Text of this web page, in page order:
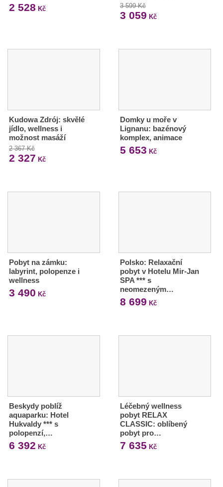
2 528 Kč 3 599 Kč
3 059 Kč
Kudowa Zdrój: skvělé
jídlo, wellness i
možnost masáží
2 367 Kč
2 327 Kč
Domky u moře v
Lignanu: bazénový
komplex, animace
5 653 Kč
Pobyt na zámku:
labyrint, polopenze i
wellness
3 490 Kč
Polsko: Relaxační
pobyt v Hotelu Mir-Jan
SPA *** s
neomezeným…
8 699 Kč
Beskydy poblíž
aquaparku: Hotel
Hukvaldy *** s
polopenzí,…
6 392 Kč
Léčebný wellness
pobyt RELAX
CLASSIC: oblíbený
pobyt pro…
7 635 Kč